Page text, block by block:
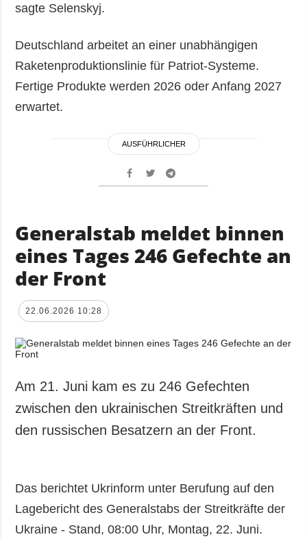
sagte Selenskyj.
Deutschland arbeitet an einer unabhängigen
Raketenproduktionslinie für Patriot-Systeme.
Fertige Produkte werden 2026 oder Anfang 2027
erwartet.
AUSFÜHRLICHER
Generalstab meldet binnen
eines Tages 246 Gefechte an
der Front
22.06.2026 10:28
Am 21. Juni kam es zu 246 Gefechten
zwischen den ukrainischen Streitkräften und
den russischen Besatzern an der Front.
Das berichtet Ukrinform unter Berufung auf den
Lagebericht des Generalstabs der Streitkräfte der
Ukraine - Stand, 08:00 Uhr, Montag, 22. Juni.